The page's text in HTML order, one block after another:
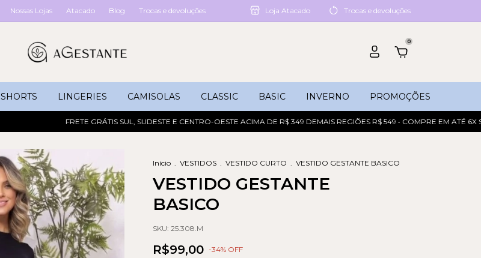
Nossas Lojas Atacado Blog Trocas e devoluções Loja Atacado Trocas e devoluções
0
SHORTS LINGERIES CAMISOLAS CLASSIC BASIC INVERNO PROMOÇÕES
FRETE GRÁTIS SUL, SUDESTE E CENTRO-OESTE ACIMA DE R$ 349 DEMAIS REGIÕES R$ 549 • COMPRE EM ATÉ 6X
Início VESTIDOS VESTIDO CURTO VESTIDO GESTANTE BASICO
VESTIDO GESTANTE
BASICO
SKU: 25.308.M
R$99,00 -34% OFF